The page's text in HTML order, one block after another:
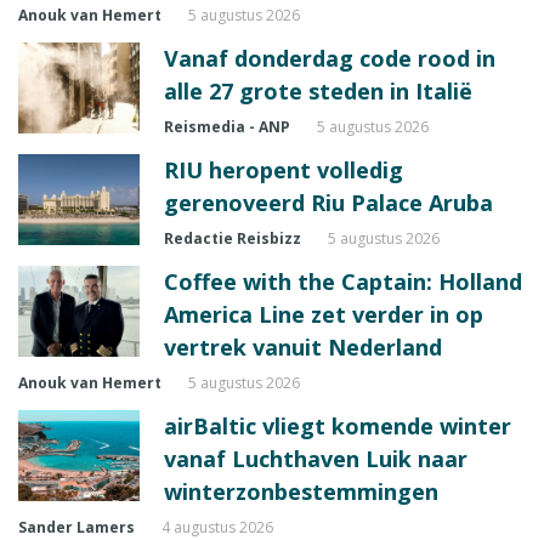
Anouk van Hemert 5 augustus 2026
Vanaf donderdag code rood in
alle 27 grote steden in Italië
Reismedia - ANP 5 augustus 2026
RIU heropent volledig
gerenoveerd Riu Palace Aruba
Redactie Reisbizz 5 augustus 2026
Coffee with the Captain: Holland
America Line zet verder in op
vertrek vanuit Nederland
Anouk van Hemert 5 augustus 2026
airBaltic vliegt komende winter
vanaf Luchthaven Luik naar
winterzonbestemmingen
Sander Lamers 4 augustus 2026